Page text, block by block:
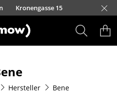
Kronengasse 15
Hersteller Bene